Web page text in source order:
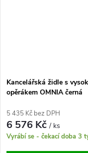
Kancelářská židle s
opěrákem OMNIA černá
5 435 Kč bez DPH
6 576 Kč/ ks
Vyrábí se - čekací doba 3